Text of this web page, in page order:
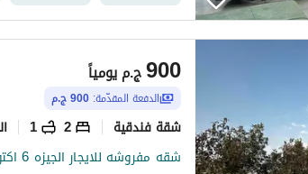
ج.م900 يومياً
الدفعة المقدّمة: 900 ج.م
شقة فندقية 2
1
شقه مفروشه للايجار الجيزه 6 اكتوبر